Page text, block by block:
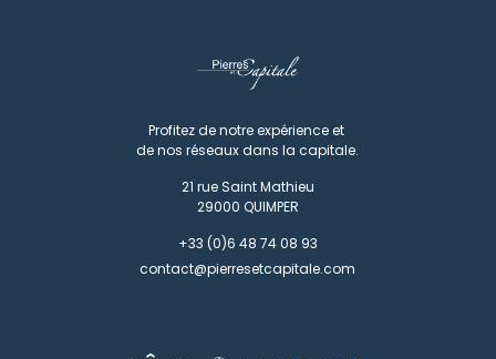
Profitez de notre expérience et
de nos réseaux dans la capitale.
21 rue Saint Mathieu
29000 QUIMPER
+33 (0)6 48 74 08 93
contact@pierresetcapitale.com